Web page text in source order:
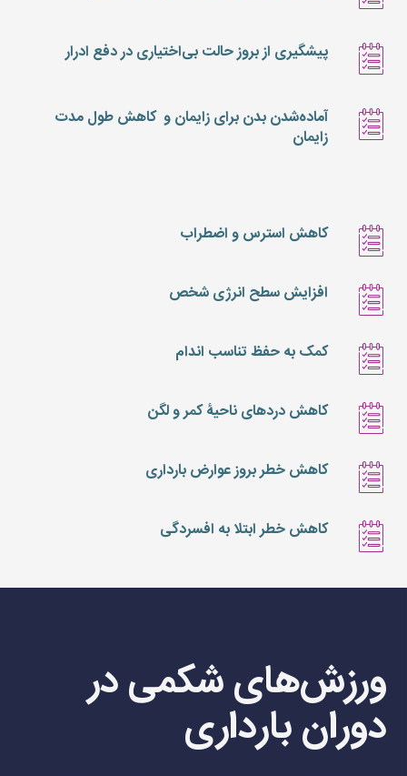
پیشگیری از بروز حالت بی‌اختیاری در دفع ادرار
آماده‌شدن بدن برای زایمان و کاهش طول مدت
زایمان
کاهش استرس و اضطراب
افزایش سطح انرژی شخص
کمک به حفظ تناسب اندام
کاهش درد‌های ناحیۀ کمر و لگن
کاهش خطر بروز عوارض بارداری
کاهش خطر ابتلا به افسردگی
ورزش‌های شکمی در
دوران بارداری